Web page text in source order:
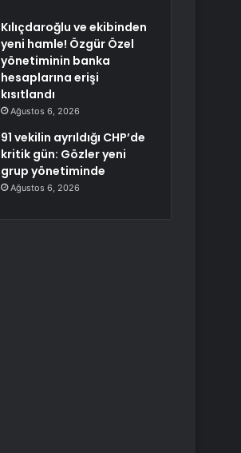
Kılıçdaroğlu ve ekibinden
yeni hamle! Özgür Özel
yönetiminin banka
hesaplarına erişi
kısıtlandı
Ağustos 6, 2026
91 vekilin ayrıldığı CHP’de
kritik gün: Gözler yeni
grup yönetiminde
Ağustos 6, 2026